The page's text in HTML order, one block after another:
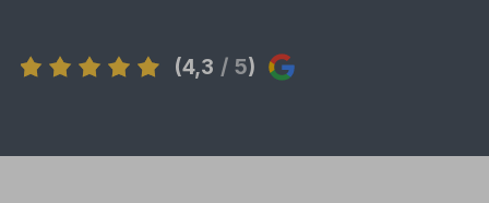
(4,3 / 5)